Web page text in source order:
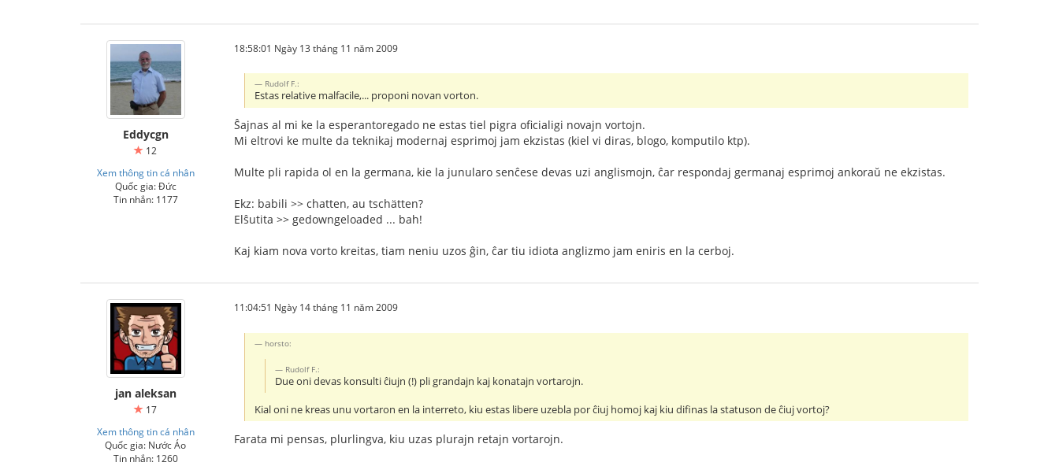
Eddycgn
12
Xem thông tin cá nhân
Quốc gia: Đức
Tin nhắn: 1177
18:58:01 Ngày 13 tháng 11 năm 2009
Rudolf F.:
Estas relative malfacile,... proponi novan vorton.
Ŝajnas al mi ke la esperantoregado ne estas tiel pigra oficialigi novajn vortojn.
Mi eltrovi ke multe da teknikaj modernaj esprimoj jam ekzistas (kiel vi diras, blogo, komputilo ktp).
Multe pli rapida ol en la germana, kie la junularo senĉese devas uzi anglismojn, ĉar respondaj germanaj esprimoj ankoraŭ ne ekzistas.
Ekz: babili >> chatten, au tschätten?
Elŝutita >> gedowngeloaded ... bah!
Kaj kiam nova vorto kreitas, tiam neniu uzos ĝin, ĉar tiu idiota anglizmo jam eniris en la cerboj.
jan aleksan
17
Xem thông tin cá nhân
Quốc gia: Nước Áo
Tin nhắn: 1260
11:04:51 Ngày 14 tháng 11 năm 2009
horsto:
Rudolf F.:
Due oni devas konsulti ĉiujn (!) pli grandajn kaj konatajn vortarojn.
Kial oni ne kreas unu vortaron en la interreto, kiu estas libere uzebla por ĉiuj homoj kaj kiu difinas la statuson de ĉiuj vortoj?
Farata mi pensas, plurlingva, kiu uzas plurajn retajn vortarojn.